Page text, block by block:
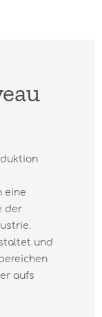
eine
der
und
aufs